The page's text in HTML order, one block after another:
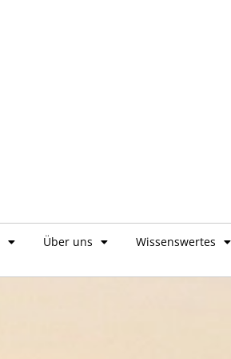
Über uns Wissenswertes